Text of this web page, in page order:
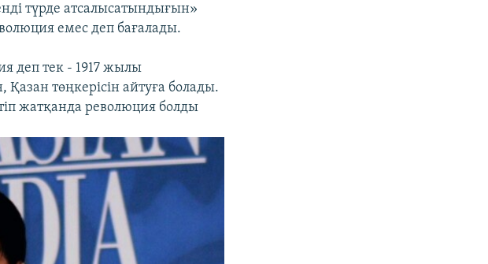
түрде атсалысатындығын»
емес деп бағалады.
деп тек - 1917 жылы
төңкерісін айтуға болады.
жатқанда революция болды